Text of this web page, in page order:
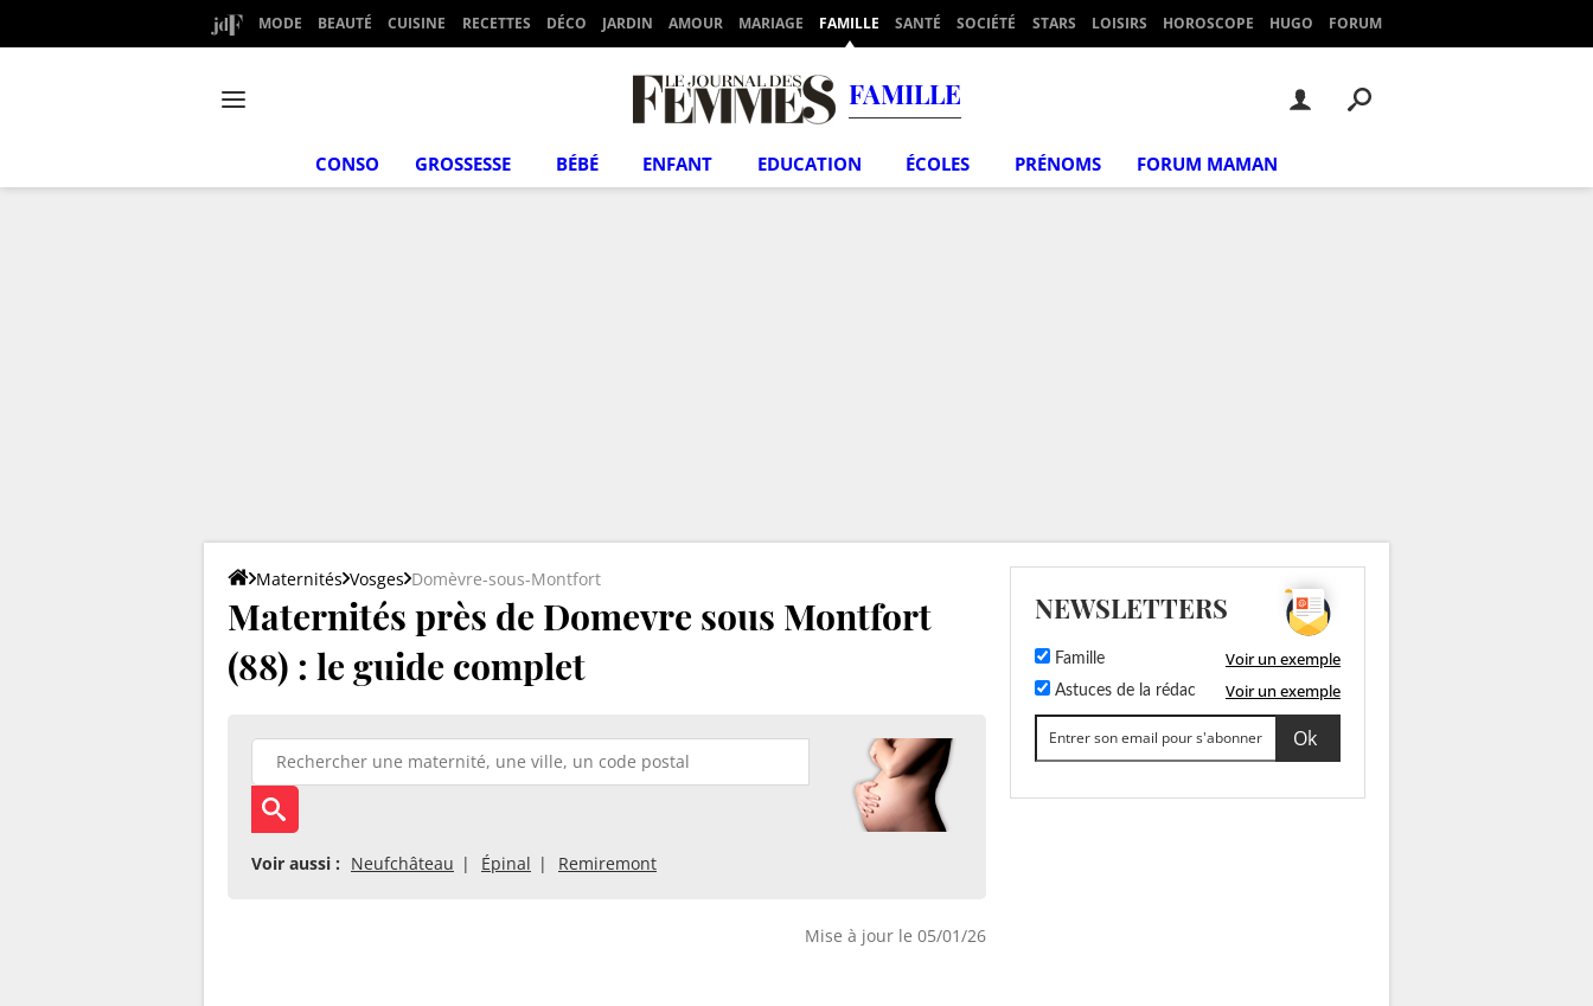
MODE BEAUTÉ CUISINE RECETTES DÉCO JARDIN AMOUR MARIAGE FAMILLE SANTÉ SOCIÉTÉ STARS LOISIRS HOROSCOPE HUGO FORUM
FAMILLE
CONSO GROSSESSE BÉBÉ ENFANT EDUCATION ÉCOLES PRÉNOMS FORUM MAMAN
Maternités Vosges Domèvre-sous-Montfort
Maternités près de Domevre sous Montfort
(88) : le guide complet
Voir aussi : Neufchâteau Épinal Remiremont
Mise à jour le 05/01/26
NEWSLETTERS
Famille Voir un exemple
Astuces de la rédac Voir un exemple